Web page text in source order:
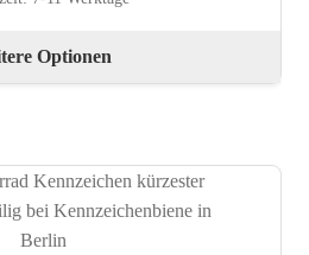
Optionen